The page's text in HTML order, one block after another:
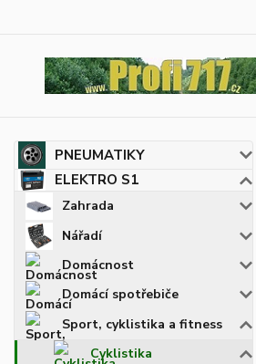
PNEUMATIKY
ELEKTRO S1
Zahrada
Nářadí
Domácnost
Domácí spotřebiče
Sport, cyklistika a fitness
Cyklistika